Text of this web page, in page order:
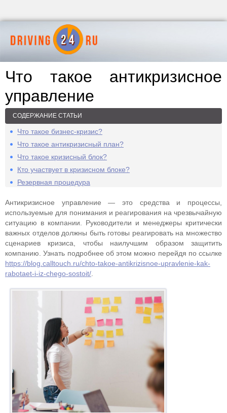
Что такое антикризисное
управление
СОДЕРЖАНИЕ СТАТЬИ
Что такое бизнес-кризис?
Что такое антикризисный план?
Что такое кризисный блок?
Кто участвует в кризисном блоке?
Резервная процедура
Антикризисное управление — это средства и процессы,
используемые для понимания и реагирования на чрезвычайную
ситуацию в компании. Руководители и менеджеры критически
важных отделов должны быть готовы реагировать на множество
сценариев кризиса, чтобы наилучшим образом защитить
компанию. Узнать подробнее об этом можно перейдя по ссылке
https://blog.calltouch.ru/chto-takoe-antikrizisnoe-upravlenie-kak-
rabotaet-i-iz-chego-sostoit/